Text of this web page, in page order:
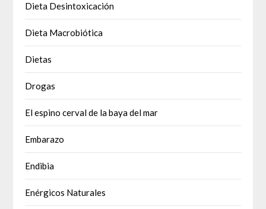
Dieta Desintoxicación
Dieta Macrobiótica
Dietas
Drogas
El espino cerval de la baya del mar
Embarazo
Endibia
Enérgicos Naturales